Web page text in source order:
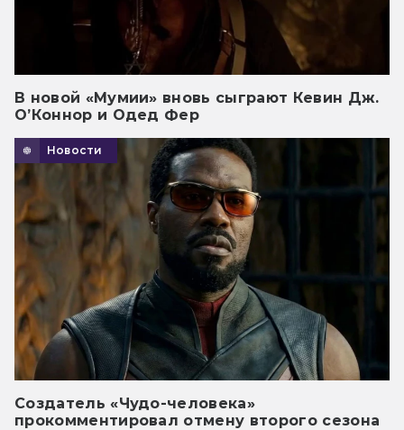
В новой «Мумии» вновь сыграют Кевин Дж.
О’Коннор и Одед Фер
Новости
Создатель «Чудо-человека»
прокомментировал отмену второго сезона